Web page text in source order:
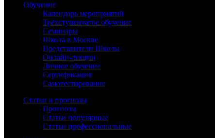
Обучение
Календарь мероприятий
Трёхступенчатое обучение
Семинары
Школа в Москве
Представители Школы
Онлайн-лекции
Личное обучение
Сертификация
Самотестирование
Статьи и прогнозы
Прогнозы
Статьи популярные
Статьи профессиональные